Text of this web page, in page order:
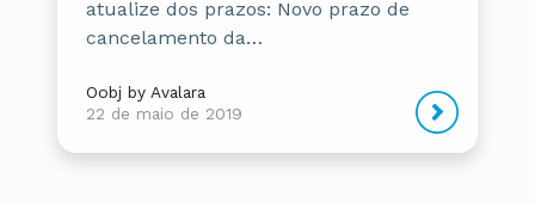
atualize dos prazos: Novo prazo de
cancelamento da…
Oobj by Avalara
22 de maio de 2019